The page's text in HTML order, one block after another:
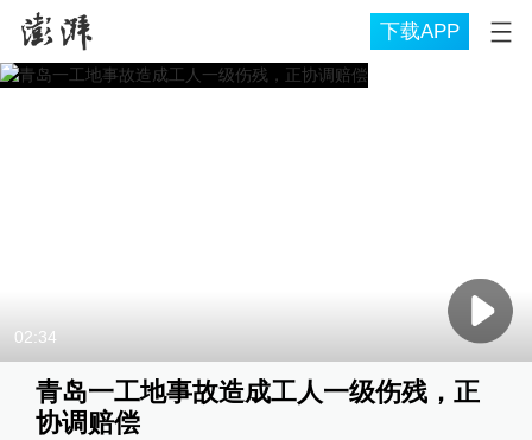
下载APP
02:34
青岛一工地事故造成工人一级伤残，正
协调赔偿